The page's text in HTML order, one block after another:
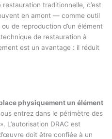
traditionnelle, c’est
en amont — comme outil
de reproduction d’un élément
de restauration à
est un avantage : il réduit
physiquement un élément
entrez dans le périmètre des
L’autorisation DRAC est
doit être confiée à un